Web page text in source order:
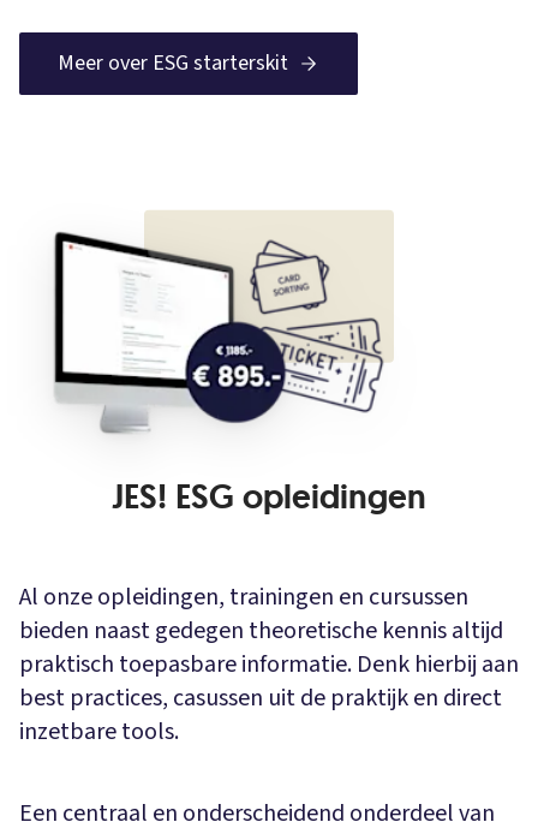
Meer over ESG starterskit
JES! ESG opleidingen
Al onze opleidingen, trainingen en cursussen
bieden naast gedegen theoretische kennis altijd
praktisch toepasbare informatie. Denk hierbij aan
best practices, casussen uit de praktijk en direct
inzetbare tools.
Een centraal en onderscheidend onderdeel van